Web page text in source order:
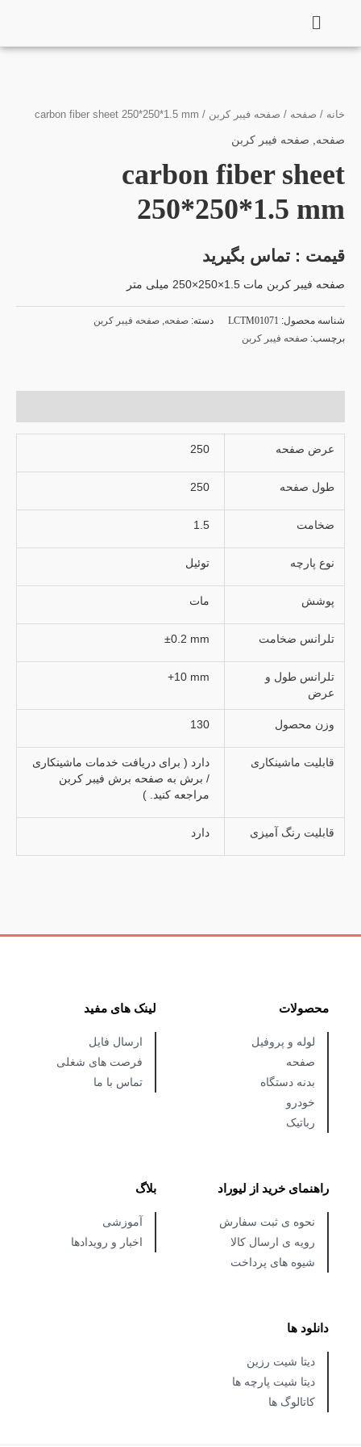
محتوا
خانه / صفحه / صفحه فیبر کربن / carbon fiber sheet 250*250*1.5 mm
صفحه صفحه فیبر کربن
carbon fiber sheet
250*250*1.5 mm
قیمت : تماس بگیرید
صفحه فیبر کربن مات 1.5×250×250 میلی متر
شناسه محصول: LCTM01071 دسته: صفحه صفحه فیبر کربن
برچسب: صفحه فیبر کربن
عرض صفحه 250
طول صفحه 250
ضخامت 1.5
نوع پارچه توئیل
پوشش مات
تلرانس ضخامت ±0.2 mm
تلرانس طول و
عرض
+10 mm
وزن محصول 130
قابلیت ماشینکاری
دارد ( برای دریافت خدمات ماشینکاری
/ برش به صفحه برش فیبر کربن
مراجعه کنید. )
قابلیت رنگ آمیزی دارد
محصولات
لوله و پروفیل
صفحه
بدنه دستگاه
خودرو
رباتیک
لینک های مفید
ارسال فایل
فرصت های شغلی
تماس با ما
راهنمای خرید از لیوراد
نحوه ی ثبت سفارش
رویه ی ارسال کالا
شیوه های پرداخت
بلاگ
آموزشی
اخبار و رویدادها
دانلود ها
دیتا شیت رزین
دیتا شیت پارچه ها
کاتالوگ ها